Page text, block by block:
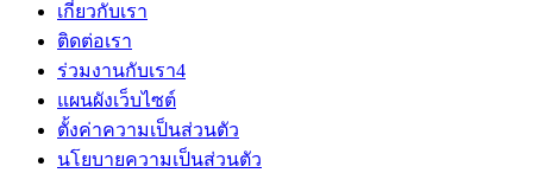
เกี่ยวกับเรา
ติดต่อเรา
ร่วมงานกับเรา4
แผนผังเว็บไซต์
ตั้งค่าความเป็นส่วนตัว
นโยบายความเป็นส่วนตัว